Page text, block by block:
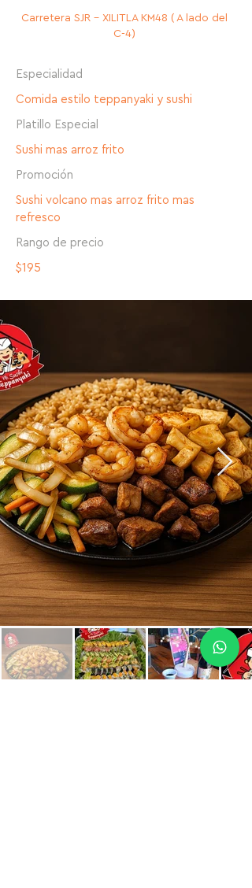
Carretera SJR - XILITLA KM48 ( A lado del
C-4)
Especialidad
Comida estilo teppanyaki y sushi
Platillo Especial
Sushi mas arroz frito
Promoción
Sushi volcano mas arroz frito mas
refresco
Rango de precio
$195